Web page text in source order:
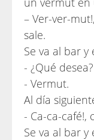
– Ver-ver-
sale.
Se va al bar
- ¿Qué desea?
- Vermut.
Al día
- Ca-ca-café!,
Se va al bar